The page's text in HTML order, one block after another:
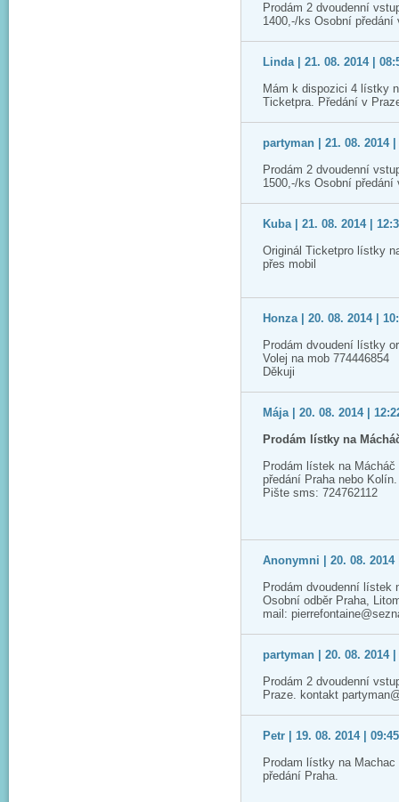
Prodám 2 dvoudenní
1400,-/ks Osobní
Linda | 21. 08. 2014 |
Mám k dispozici 4 lístky
Ticketpra. Předání v
partyman | 21. 08. 2014 |
Prodám 2 dvoudenní
1500,-/ks Osobní
Kuba | 21. 08. 2014 |
Originál Ticketpro lístky
přes mobil
Honza | 20. 08. 2014 |
Prodám dvoudení lístky
Volej na mob 774446854
Děkuji
Mája | 20. 08. 2014 |
Prodám lístky na
Prodám lístek na
předání Praha nebo Kolín.
Pište sms: 724762112
Anonymni | 20. 08. 2014
Prodám dvoudenní lístek
Osobní odběr Praha,
mail:
partyman | 20. 08. 2014 |
Prodám 2 dvoudenní
Praze. kontakt
Petr | 19. 08. 2014 |
Prodam lístky na
předání Praha.